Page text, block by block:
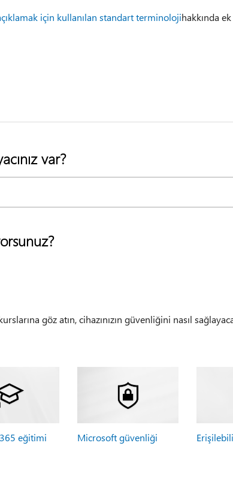
için kullanılan standart terminolojihakkında
var?
göz atın, cihazınızın güvenliğini nasıl
eğitimi Microsoft güvenliği